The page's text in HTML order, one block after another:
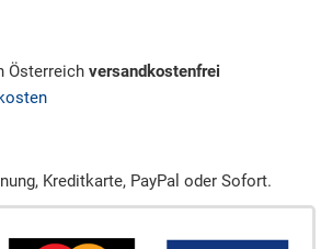
Österreich versandkostenfrei
Kreditkarte, PayPal oder Sofort.